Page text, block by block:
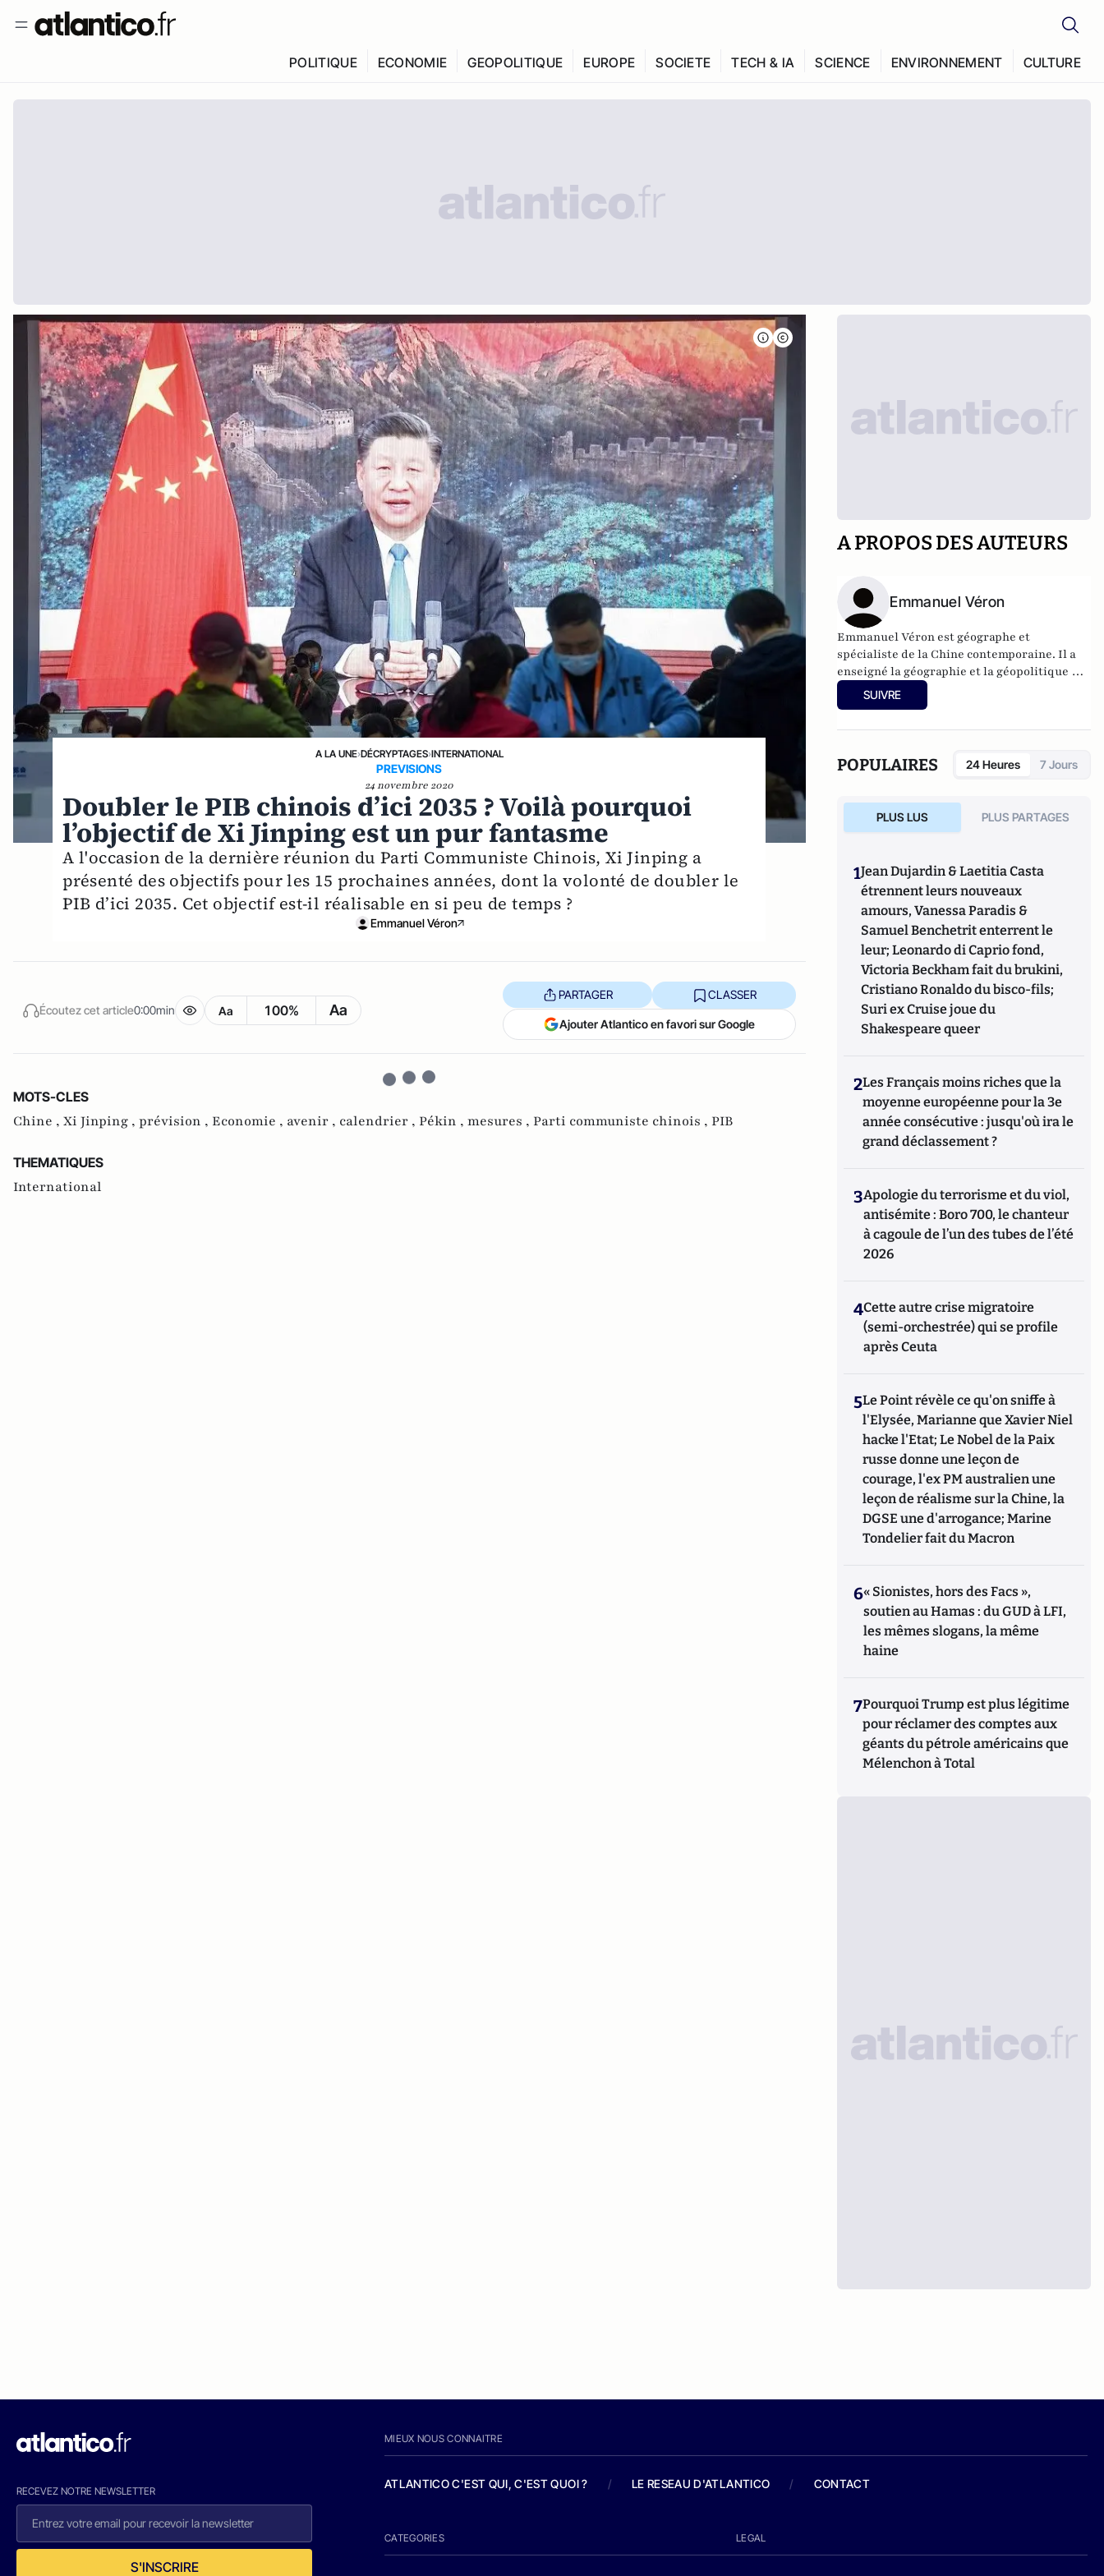
POLITIQUE ECONOMIE GEOPOLITIQUE EUROPE SOCIETE TECH & IA SCIENCE ENVIRONNEMENT CULTURE
A LA UNE›DÉCRYPTAGES›INTERNATIONAL
PREVISIONS
24 novembre 2020
Doubler le PIB chinois d’ici 2035 ? Voilà pourquoi
l’objectif de Xi Jinping est un pur fantasme
A l'occasion de la dernière réunion du Parti Communiste Chinois, Xi Jinping a
présenté des objectifs pour les 15 prochaines années, dont la volonté de doubler le
PIB d’ici 2035. Cet objectif est-il réalisable en si peu de temps ?
Emmanuel Véron
Écoutez cet article0:00min Aa 100% Aa
PARTAGER CLASSER
Ajouter Atlantico en favori sur Google
MOTS-CLES
Chine , Xi Jinping , prévision , Economie , avenir , calendrier , Pékin , mesures , Parti communiste chinois , PIB
THEMATIQUES
International
A PROPOS DES AUTEURS
Emmanuel Véron
Emmanuel Véron est géographe et
spécialiste de la Chine contemporaine. Il a
enseigné la géographie et la géopolitique de
la Chine à l’INALCO de 2014 à 2018. Il est
enseignant-chercheur associé à l'Ecole
SUIVRE
POPULAIRES 24 Heures 7 Jours
PLUS LUS PLUS PARTAGES
1Jean Dujardin & Laetitia Casta
étrennent leurs nouveaux
amours, Vanessa Paradis &
Samuel Benchetrit enterrent le
leur; Leonardo di Caprio fond,
Victoria Beckham fait du brukini,
Cristiano Ronaldo du bisco-fils;
Suri ex Cruise joue du
Shakespeare queer
2Les Français moins riches que la
moyenne européenne pour la 3e
année consécutive : jusqu'où ira le
grand déclassement ?
3Apologie du terrorisme et du viol,
antisémite : Boro 700, le chanteur
à cagoule de l’un des tubes de l’été
2026
4Cette autre crise migratoire
(semi-orchestrée) qui se profile
après Ceuta
5Le Point révèle ce qu'on sniffe à
l'Elysée, Marianne que Xavier Niel
hacke l'Etat; Le Nobel de la Paix
russe donne une leçon de
courage, l'ex PM australien une
leçon de réalisme sur la Chine, la
DGSE une d'arrogance; Marine
Tondelier fait du Macron
6« Sionistes, hors des Facs »,
soutien au Hamas : du GUD à LFI,
les mêmes slogans, la même
haine
7Pourquoi Trump est plus légitime
pour réclamer des comptes aux
géants du pétrole américains que
Mélenchon à Total
RECEVEZ NOTRE NEWSLETTER
S'INSCRIRE
MIEUX NOUS CONNAITRE
ATLANTICO C'EST QUI, C'EST QUOI ? / LE RESEAU D'ATLANTICO / CONTACT
CATEGORIES LEGAL